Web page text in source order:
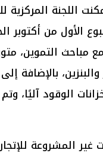
اللجنة المركزية
مباحث التموين،
الوقود آليًا،
المشروعة